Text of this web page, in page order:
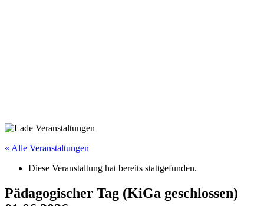
« Alle Veranstaltungen
Diese Veranstaltung hat bereits stattgefunden.
Pädagogischer Tag (KiGa geschlossen)